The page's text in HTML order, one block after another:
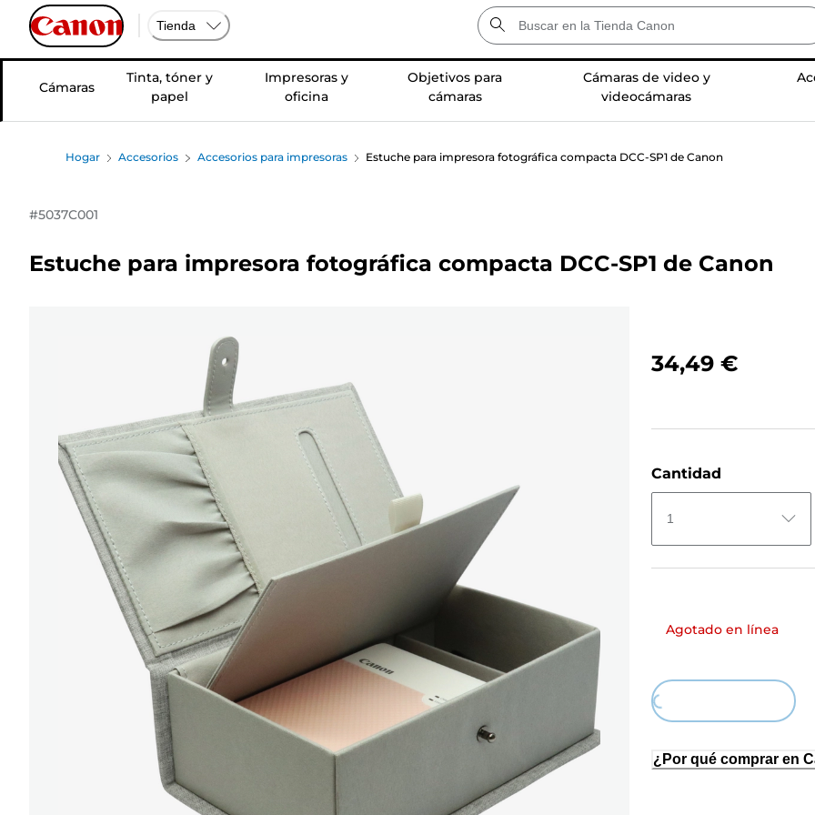
Tienda
Cámaras
Tinta, tóner y
papel
Impresoras y
oficina
Objetivos para
cámaras
Cámaras de video y
videocámaras
Hogar Accesorios Accesorios para impresoras Estuche para impresora fotográfica compacta DCC-SP1 de Canon
#5037C001
Estuche para impresora fotográfica compacta DCC-SP1 de Canon
34,49 €
Cantidad
1
Agotado en línea
Loading...
¿Por qué comprar en